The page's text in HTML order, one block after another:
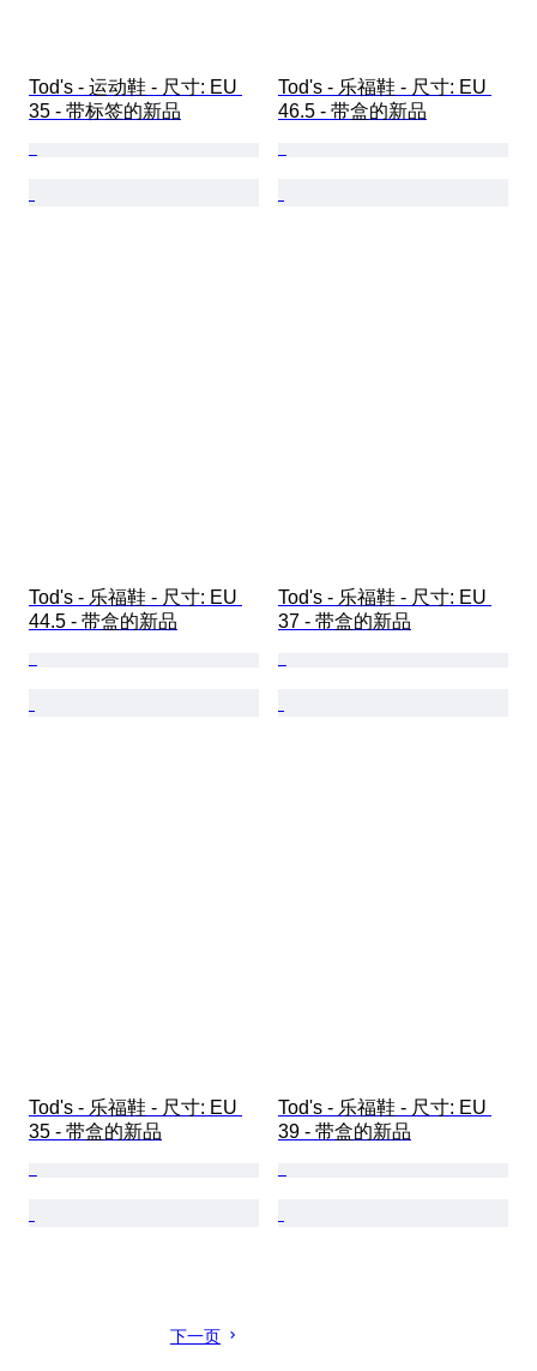
Tod's - 运动鞋 - 尺寸: EU
35 - 带标签的新品
Tod's - 乐福鞋 - 尺寸: EU
46.5 - 带盒的新品
Tod's - 乐福鞋 - 尺寸: EU
44.5 - 带盒的新品
Tod's - 乐福鞋 - 尺寸: EU
37 - 带盒的新品
Tod's - 乐福鞋 - 尺寸: EU
35 - 带盒的新品
Tod's - 乐福鞋 - 尺寸: EU
39 - 带盒的新品
下一页